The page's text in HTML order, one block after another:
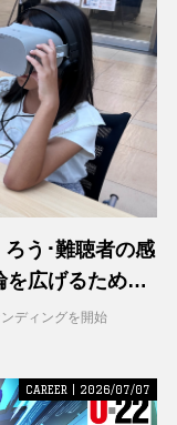
う･難聴者の感
広げるため支
ディングを開始
CAREER | 2026/07/07